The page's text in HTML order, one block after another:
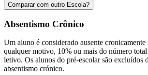
Comparar com outro Escola?
Absentismo Crônico
Um aluno é considerado ausente cronicamente
qualquer motivo, 10% ou mais do número
letivo. Os alunos do pré-escolar são excluídos
absentismo crónico.